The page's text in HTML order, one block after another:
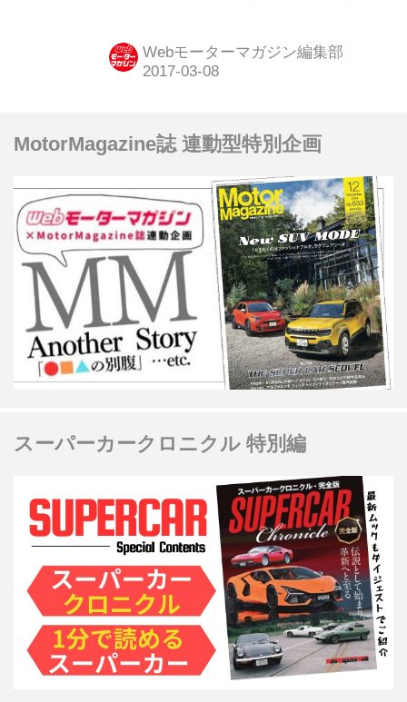
ともに、インテリアの品質や走行性能
にも手が加えられている。キャシュカ
る最量販クロスオーバーだ。
Webモーターマガジン編集部
MotorMagazine誌 連動型特別企画
スーパーカークロニクル 特別編